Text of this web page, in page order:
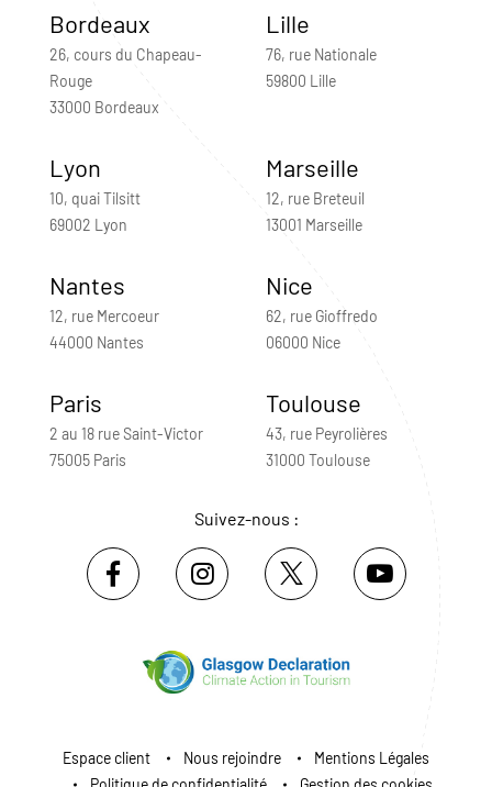
Bordeaux
26, cours du Chapeau-
Rouge
33000 Bordeaux
Lille
76, rue Nationale
59800 Lille
Lyon
10, quai Tilsitt
69002 Lyon
Marseille
12, rue Breteuil
13001 Marseille
Nantes
12, rue Mercoeur
44000 Nantes
Nice
62, rue Gioffredo
06000 Nice
Paris
2 au 18 rue Saint-Victor
75005 Paris
Toulouse
43, rue Peyrolières
31000 Toulouse
Suivez-nous :
Espace client Nous rejoindre
Mentions Légales